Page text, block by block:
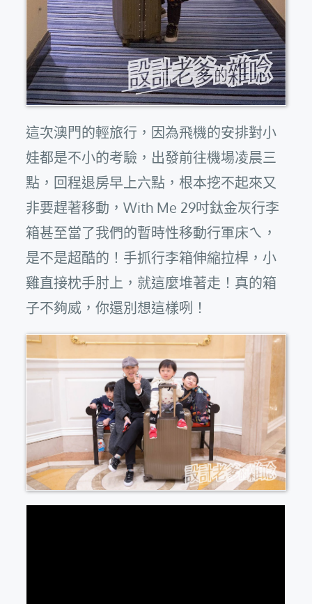
這次澳門的輕旅行，因為飛機的安排對小
娃都是不小的考驗，出發前往機場凌晨三
點，回程退房早上六點，根本挖不起來又
非要趕著移動，With Me 29吋鈦金灰行李
箱甚至當了我們的暫時性移動行軍床ㄟ，
是不是超酷的！手抓行李箱伸縮拉桿，小
雞直接枕手肘上，就這麼堆著走！真的箱
子不夠威，你還別想這樣咧！